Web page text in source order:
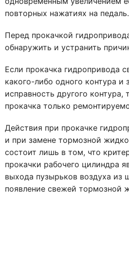
повторных нажатиях на педаль.
Перед прокачкой
обнаружить и устранить
Если прокачка гидропривода
какого-либо одного контура и
исправность другого контура,
прокачка только
Действия при прокачке
и при замене тормозной
состоит лишь в том, что
прокачки рабочего цилиндра
выхода пузырьков воздуха из
появление свежей тормозной